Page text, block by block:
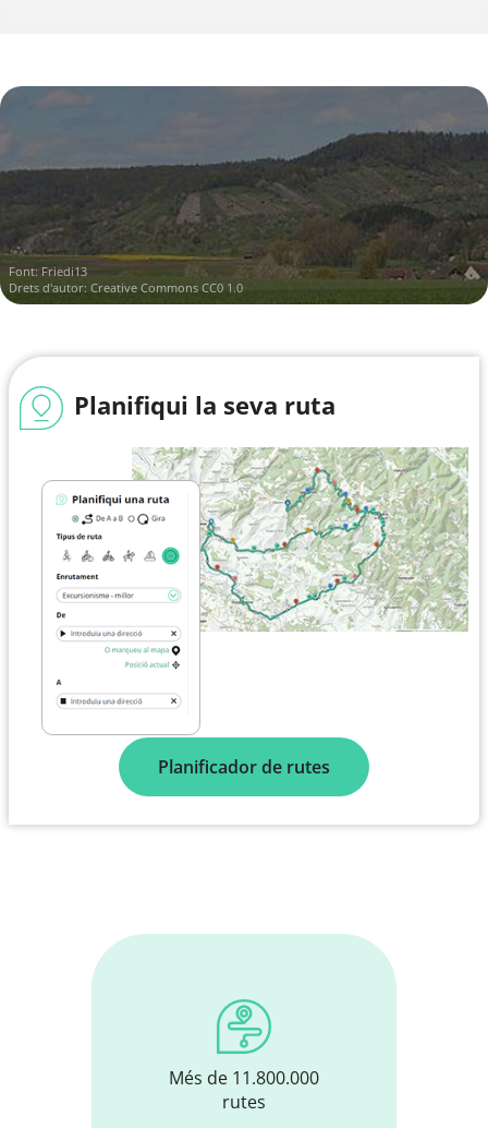
Font:Friedi13
Drets d'autor: Creative Commons CC0 1.0
Planifiqui la seva ruta
Planificador de rutes
Més de 11.800.000
rutes